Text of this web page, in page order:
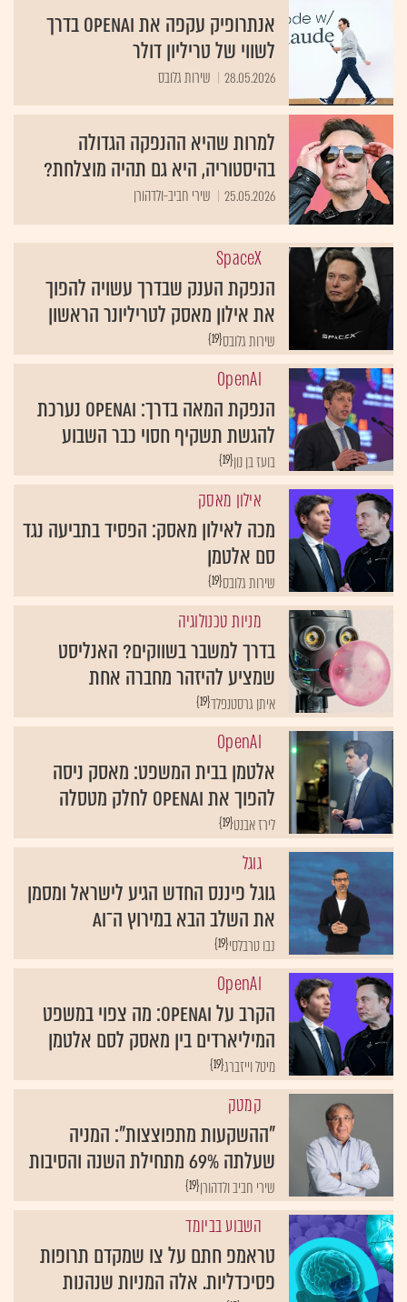
אנתרופיק עקפה את OpenAI בדרך
לשווי של טריליון דולר
28.05.2026 שירות גלובס
למרות שהיא ההנפקה הגדולה
בהיסטוריה, היא גם תהיה מוצלחת?
25.05.2026 שירי חביב-ולדהורן
SpaceX
הנפקת הענק שבדרך עשויה להפוך
את אילון מאסק לטריליונר הראשון
{19}שירות גלובס
OpenAI
הנפקת המאה בדרך: OpenAI נערכת
להגשת תשקיף חסוי כבר השבוע
{19}בועז בן נון
אילון מאסק
מכה לאילון מאסק: הפסיד בתביעה נגד
סם אלטמן
{19}שירות גלובס
מניות טכנולוגיה
בדרך למשבר בשווקים? האנליסט
שמציע להיזהר מחברה אחת
{19}איתן גרסטנפלד
OpenAI
אלטמן בבית המשפט: מאסק ניסה
להפוך את OpenAI לחלק מטסלה
{19}לירז אבנט
גוגל
גוגל פיננס החדש הגיע לישראל ומסמן
את השלב הבא במירוץ ה־AI
{19}נבו טרבלסי
OpenAI
הקרב על OpenAI: מה צפוי במשפט
המיליארדים בין מאסק לסם אלטמן
{19}מיטל וייזברג
קמטק
"ההשקעות מתפוצצות": המניה
שעלתה 69% מתחילת השנה והסיבות
{19}שירי חביב ולדהורן
השבוע בביומד
טראמפ חתם על צו שמקדם תרופות
פסיכדליות. אלה המניות שנהנות